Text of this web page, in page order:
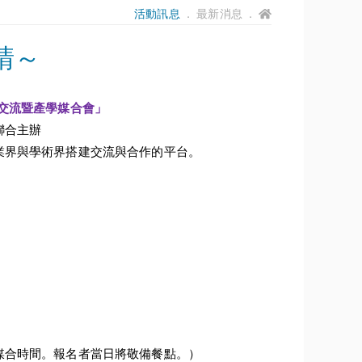
活動訊息． 最新消息 ．
～
流暨產學媒合會」
合主辦
界與學術界搭建交流與合作的平台。
時間。報名者當日將敬備餐點。）